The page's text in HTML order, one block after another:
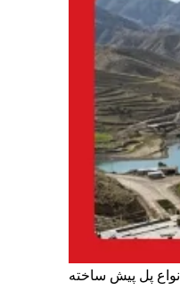
انواع پل پیش ساخته